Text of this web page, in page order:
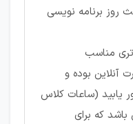
روز برنامه نویسی
مناسب
آنلاین بوده و
(ساعات کلاس
می باشد که برای